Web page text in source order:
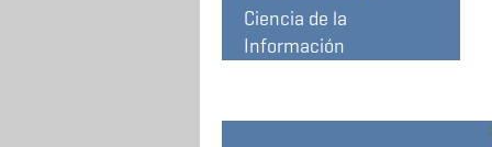
Ciencia de la
Información